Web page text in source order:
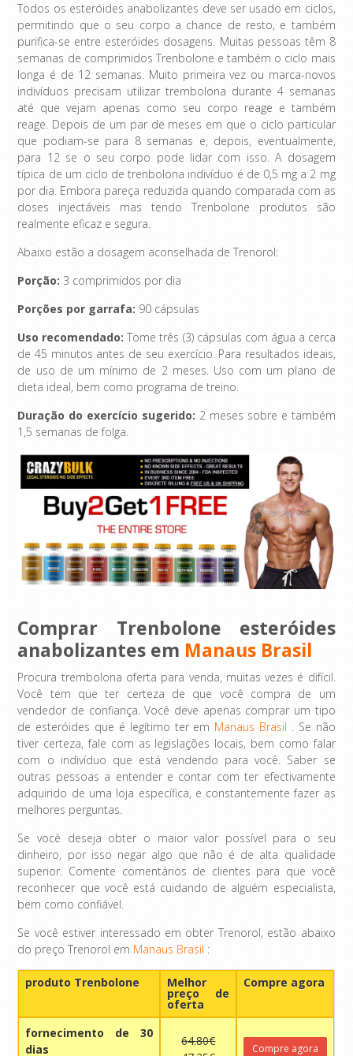
Todos os esteróides anabolizantes deve ser usado em ciclos,
permitindo que o seu corpo a chance de resto, e também
purifica-se entre esteróides dosagens. Muitas pessoas têm 8
semanas de comprimidos Trenbolone e também o ciclo mais
longa é de 12 semanas. Muito primeira vez ou marca-novos
indivíduos precisam utilizar trembolona durante 4 semanas
até que vejam apenas como seu corpo reage e também
reage. Depois de um par de meses em que o ciclo particular
que podiam-se para 8 semanas e, depois, eventualmente,
para 12 se o seu corpo pode lidar com isso. A dosagem
típica de um ciclo de trenbolona indivíduo é de 0,5 mg a 2 mg
por dia. Embora pareça reduzida quando comparada com as
doses injectáveis ​​mas tendo Trenbolone produtos são
realmente eficaz e segura.
Abaixo estão a dosagem aconselhada de Trenorol:
Porção: 3 comprimidos por dia
Porções por garrafa: 90 cápsulas
Uso recomendado: Tome três (3) cápsulas com água a cerca
de 45 minutos antes de seu exercício. Para resultados ideais,
de uso de um mínimo de 2 meses. Uso com um plano de
dieta ideal, bem como programa de treino.
Duração do exercício sugerido: 2 meses sobre e também
1,5 semanas de folga.
Comprar Trenbolone esteróides
anabolizantes em Manaus Brasil
Procura trembolona oferta para venda, muitas vezes é difícil.
Você tem que ter certeza de que você compra de um
vendedor de confiança. Você deve apenas comprar um tipo
de esteróides que é legítimo ter em Manaus Brasil . Se não
tiver certeza, fale com as legislações locais, bem como falar
com o indivíduo que está vendendo para você. Saber se
outras pessoas a entender e contar com ter efectivamente
adquirido de uma loja específica, e constantemente fazer as
melhores perguntas.
Se você deseja obter o maior valor possível para o seu
dinheiro, por isso negar algo que não é de alta qualidade
superior. Comente comentários de clientes para que você
reconhecer que você está cuidando de alguém especialista,
bem como confiável.
Se você estiver interessado em obter Trenorol, estão abaixo
do preço Trenorol em Manaus Brasil :
produto Trenbolone Melhor
preço de
oferta
Compre agora
fornecimento de 30
dias
64.80€
Compre agora